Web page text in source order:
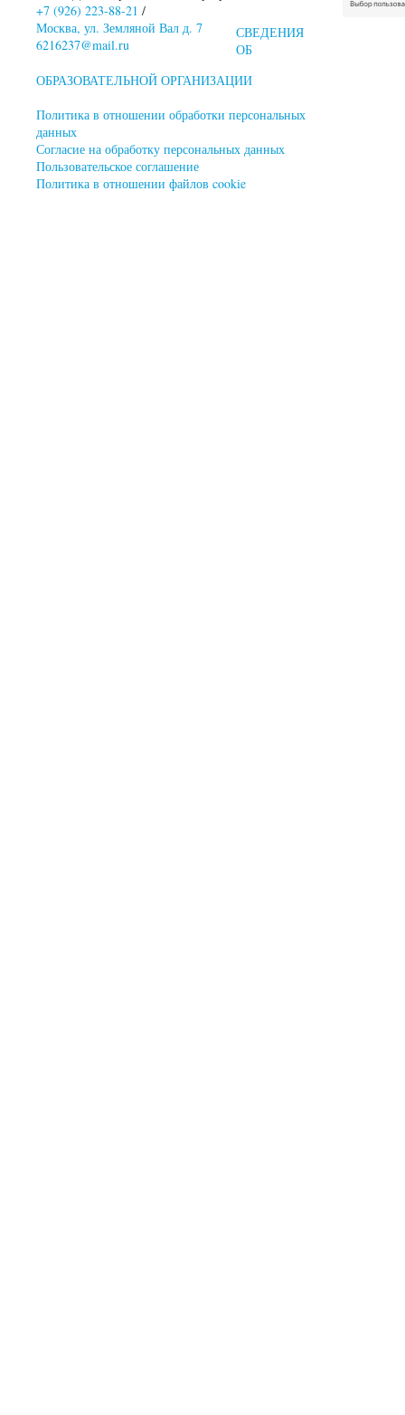
+7 (926) 223-88-21 /
Москва, ул. Земляной Вал д. 7
6216237@mail.ru
СВЕДЕНИЯ
ОБ
ОБРАЗОВАТЕЛЬНОЙ ОРГАНИЗАЦИИ
Политика в отношении обработки персональных
данных
Согласие на обработку персональных данных
Пользовательское соглашение
Политика в отношении файлов cookie